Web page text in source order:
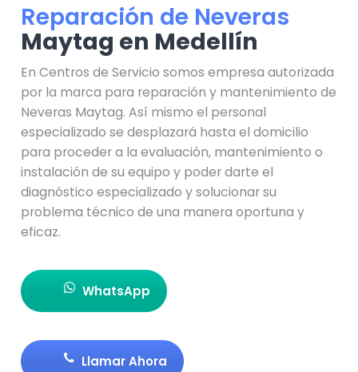
Reparación de Neveras
Maytag en Medellín
En Centros de Servicio somos empresa autorizada
por la marca para reparación y mantenimiento de
Neveras Maytag. Así mismo el personal
especializado se desplazará hasta el domicilio
para proceder a la evaluación, mantenimiento o
instalación de su equipo y poder darte el
diagnóstico especializado y solucionar su
problema técnico de una manera oportuna y
eficaz.
WhatsApp
Llamar Ahora